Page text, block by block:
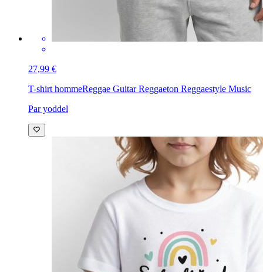
27,99 €
T-shirt hommeReggae Guitar Reggaeton Reggaestyle Music
Par yoddel